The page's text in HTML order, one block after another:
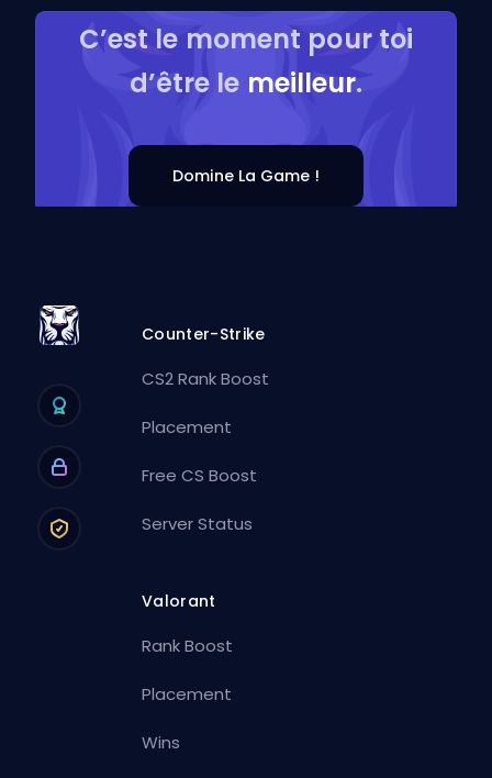
C’est le moment pour toi
d’être le meilleur.
Domine La Game !
Counter-Strike
CS2 Rank Boost
Placement
Free CS Boost
Server Status
Valorant
Rank Boost
Placement
Wins